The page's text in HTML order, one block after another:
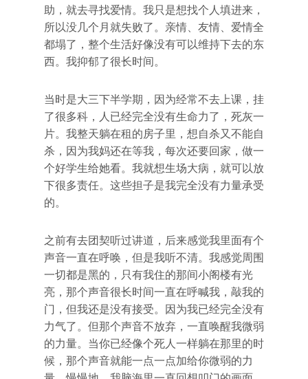
助，就去寻找爱情。我只是想找个人填进来，
所以没几个月就失败了。亲情、友情、爱情全
都塌了，整个生活好像没有可以维持下去的东
西。我抑郁了很长时间。
当时是大三下半学期，因为经常不去上课，挂
了很多科，人已经完全没有生命力了，死灰一
片。我整天躺在租的房子里，想自杀又不能自
杀，因为我妈还在等我，每次还要回家，做一
个好学生给她看。我就想生场大病，就可以放
下很多责任。这些担子是我完全没有力量承受
的。
之前有去团契听过讲道，后来感觉我里面有个
声音一直在呼唤，但是我听不清。我感觉周围
一切都是黑的，只有我住的那间小阁楼有光
亮，那个声音很长时间一直在呼喊我，敲我的
门，但我还是没有接受。因为我已经完全没有
力气了。但那个声音不放弃，一直唤醒我微弱
的力量。当你已经像个死人一样躺在那里的时
候，那个声音就能一点一点加给你微弱的力